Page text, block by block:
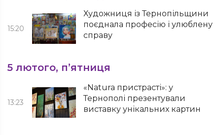
15:20
Художниця із Тернопільщини
поєднала професію і улюблену
справу
5 лютого, п’ятниця
13:23
«Natura пристрасті»: у
Тернополі презентували
виставку унікальних картин